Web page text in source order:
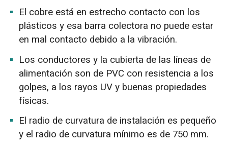
El cobre está en estrecho contacto con los
plásticos y esa barra colectora no puede estar
en mal contacto debido a la vibración.
Los conductores y la cubierta de las líneas de
alimentación son de PVC con resistencia a los
golpes, a los rayos UV y buenas propiedades
físicas.
El radio de curvatura de instalación es pequeño
y el radio de curvatura mínimo es de 750 mm.